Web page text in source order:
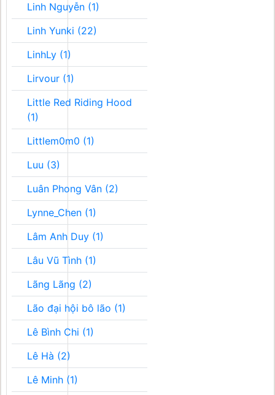
Linh Nguyễn (1)
Linh Yunki (22)
LinhLy (1)
Lirvour (1)
Little Red Riding Hood
(1)
Littlem0m0 (1)
Luu (3)
Luân Phong Vân (2)
Lynne_Chen (1)
Lâm Anh Duy (1)
Lâu Vũ Tình (1)
Lãng Lãng (2)
Lão đại hội bô lão (1)
Lê Bình Chi (1)
Lê Hà (2)
Lê Minh (1)